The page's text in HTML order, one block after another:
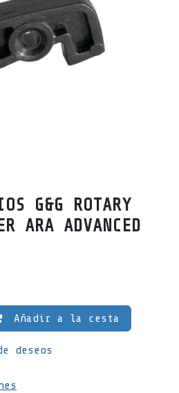
G&G ROTARY
ARA ADVANCED
Añadir a la cesta
deseos